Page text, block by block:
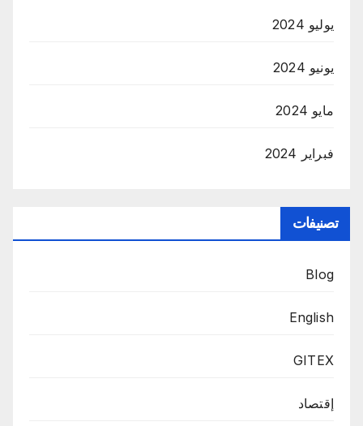
يوليو 2024
يونيو 2024
مايو 2024
فبراير 2024
تصنيفات
Blog
English
GITEX
إقتصاد